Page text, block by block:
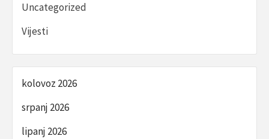
Uncategorized
Vijesti
kolovoz 2026
srpanj 2026
lipanj 2026